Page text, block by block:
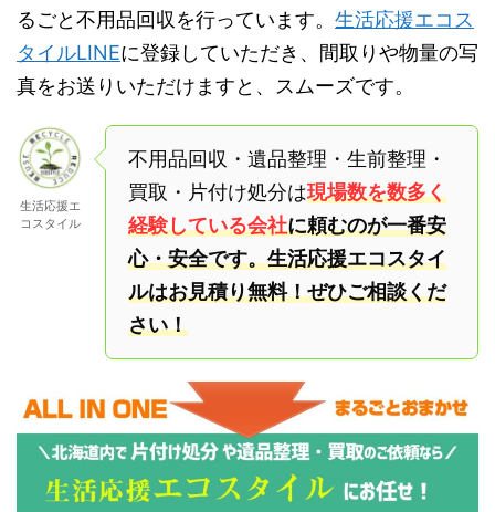
るごと不用品回収を行っています。 生活応援エコス
タイルLINEに登録していただき、間取りや物量の写
真をお送りいただけますと、スムーズです。
生活応援エ
コスタイル
不用品回収・遺品整理・生前整理・
買取・片付け処分は現場数を数多く
経験している会社に頼むのが一番安
心・安全です。生活応援エコスタイ
ルはお見積り無料！ぜひご相談くだ
さい！